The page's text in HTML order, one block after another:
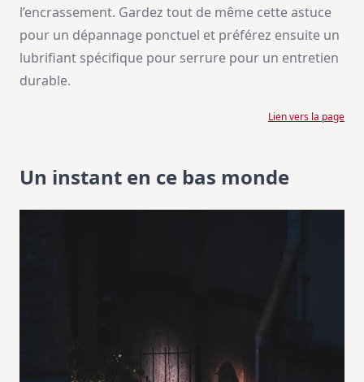
l’encrassement. Gardez tout de même cette astuce
pour un dépannage ponctuel et préférez ensuite un
lubrifiant spécifique pour serrure pour un entretien
durable.
Lien vers la page
Un instant en ce bas monde